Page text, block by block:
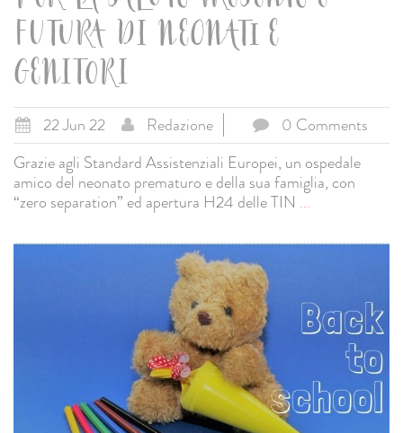
FUTURA DI NEONATI E
GENITORI
22 Jun 22 Redazione
0 Comments
Grazie agli Standard Assistenziali Europei, un ospedale
amico del neonato prematuro e della sua famiglia, con
“zero separation” ed apertura H24 delle TIN ...